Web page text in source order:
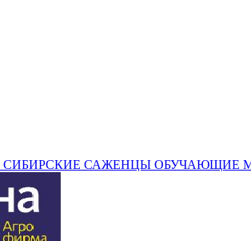
СИБИРСКИЕ САЖЕНЦЫ ОБУЧАЮЩИЕ